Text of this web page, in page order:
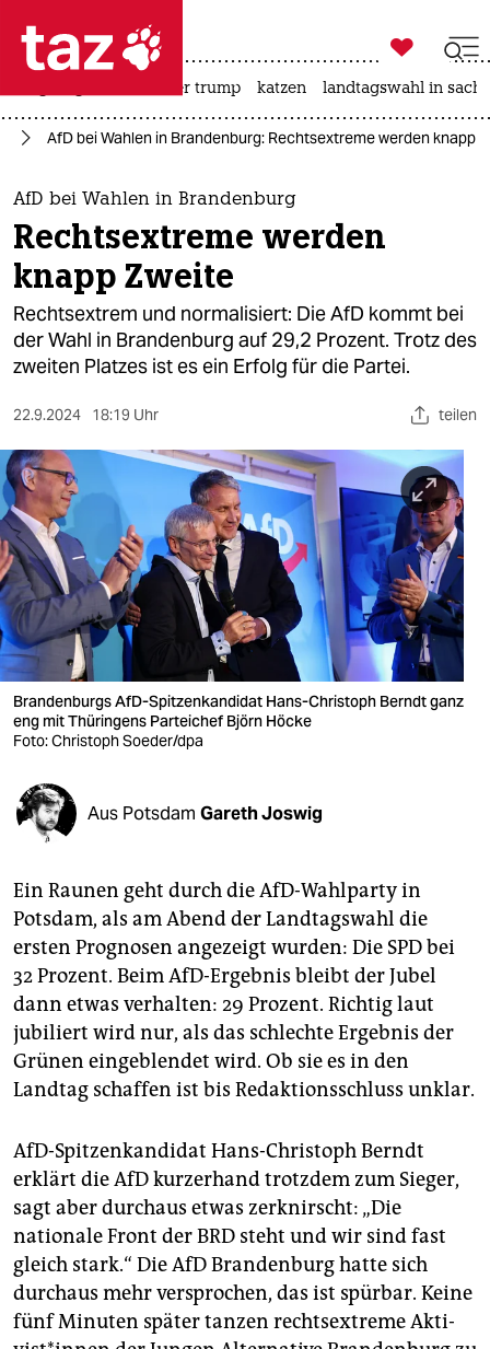
 taz zahl ich
taz zahl ich
themen
politik
öko
gesellschaft
sport
berlin
nord
wahrheit
verlag
verlag
veranstaltungen
fragen & hilfe
abo
genossenschaft
epaper login

taz zahl ich
usa unter trump katzen landtagswahl in
AfD bei Wahlen in Brandenburg: Rechtsextreme werden knapp
AfD bei Wahlen in Brandenburg
Rechtsextreme werden
knapp Zweite
Rechtsextrem und normalisiert: Die AfD kommt bei
der Wahl in Brandenburg auf 29,2 Prozent. Trotz des
zweiten Platzes ist es ein Erfolg für die Partei.
22.9.2024 18:19 Uhr teilen
Brandenburgs AfD-Spitzenkandidat Hans-Christoph Berndt ganz
eng mit Thüringens Parteichef Björn Höcke
Foto: Christoph Soeder/dpa
Aus Potsdam Gareth Joswig
Ein Raunen geht durch die AfD-Wahlparty in
Potsdam, als am Abend der Landtagswahl die
ersten Prognosen angezeigt wurden: Die SPD bei
32 Prozent. Beim AfD-Ergebnis bleibt der Jubel
dann etwas verhalten: 29 Prozent. Richtig laut
jubiliert wird nur, als das schlechte Ergebnis der
Grünen eingeblendet wird. Ob sie es in den
Landtag schaffen ist bis Redaktionsschluss unklar.
AfD-Spitzenkandidat Hans-Christoph Berndt
erklärt die AfD kurzerhand trotzdem zum Sieger,
sagt aber durchaus etwas zerknirscht: „Die
nationale Front der BRD steht und wir sind fast
gleich stark.“ Die AfD Brandenburg hatte sich
durchaus mehr versprochen, das ist spürbar. Keine
fünf Minuten später tanzen rechtsextreme Ak­ti­